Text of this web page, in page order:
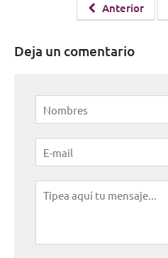
Anterior
Deja un comentario